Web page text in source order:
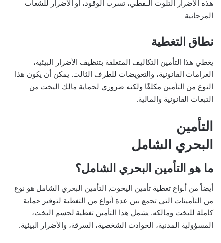
هذه الأضرار التلوث النفطي، تسرب الوقود، أو الأضرار للشعاب
المرجانية.
نطاق التغطية
يغطي هذا التأمين التكاليف المتعلقة بتنظيف الأضرار البيئية،
الغرامات القانونية، والتعويضات للطرف الثالث. يمكن أن يكون هذا
النوع من التأمين مكلفًا ولكنه ضروري لحماية مالك اليخت من
التبعات القانونية والمالية.
التأمين
البحري الشامل
ما هو التأمين البحري الشامل؟
أيضاً من أنواع تغطية تأمين اليخوت, التأمين البحري الشامل هو نوع
من التأمينات التي تجمع بين عدة أنواع من التغطية لتوفير حماية
كاملة لليخت ومالكه. يشمل هذا التأمين تغطية لجسم اليخت،
المسؤولية المدنية، الحوادث الشخصية، السرقة، والأضرار البيئية.